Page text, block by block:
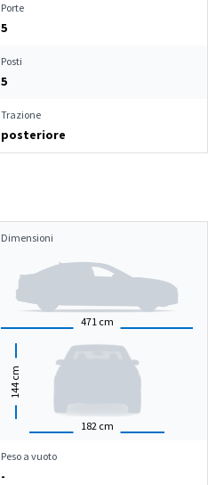
Porte
5
Posti
5
Trazione
posteriore
Dimensioni
471 cm
182 cm
144
cm
Peso a vuoto
-